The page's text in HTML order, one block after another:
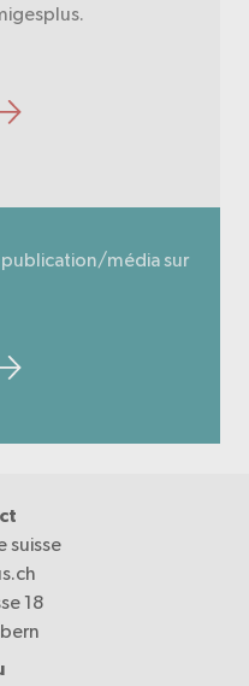
média sur
suisse
18